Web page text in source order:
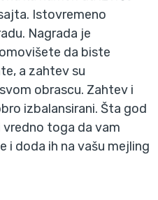
Istovremeno
Nagrada je
da biste
a zahtev su
obrascu. Zahtev i
izbalansirani. Šta god
toga da vam
i doda ih na vašu mejling